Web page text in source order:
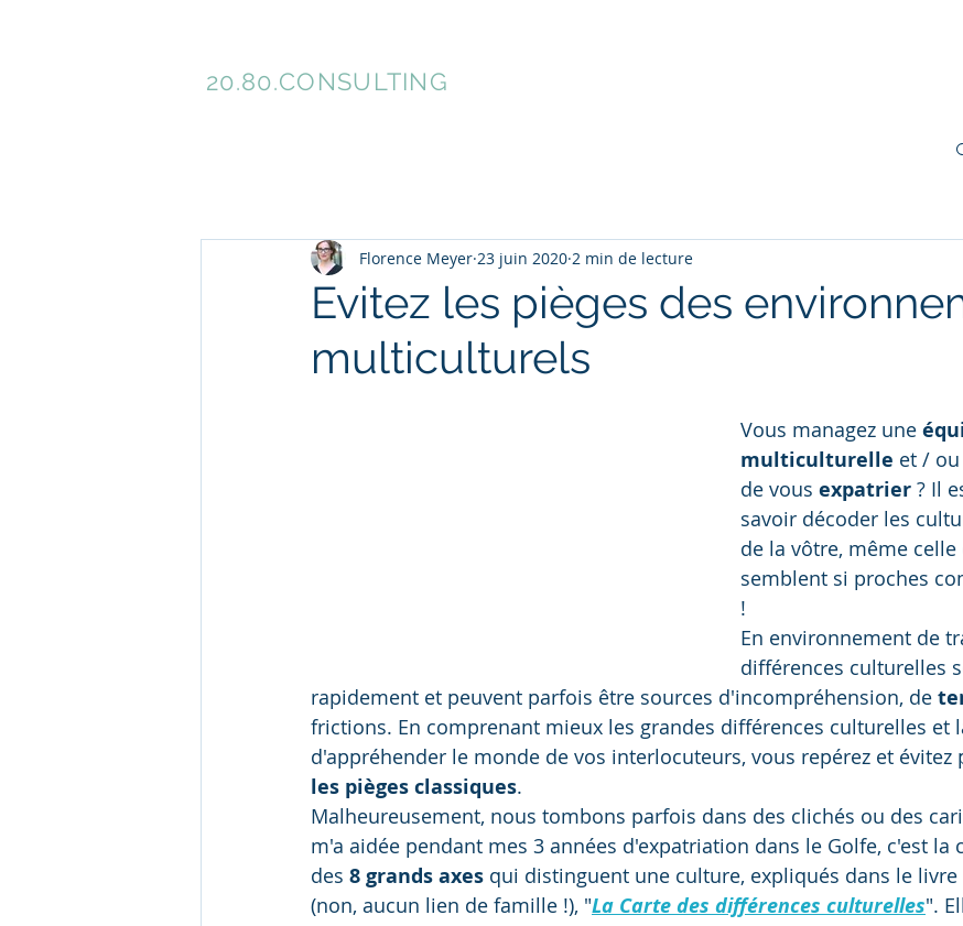
20.80.CONSULTING
Evitez les pièges des
multiculturels
Florence Meyer 23 juin 2020 2 min de lecture
Vous managez une
multiculturelle et /
de vous expatrier ? Il
savoir décoder les
de la vôtre, même celle
semblent si proches
!
En environnement de
différences culturelles
rapidement et peuvent parfois être sources d'incompréhension, de
frictions. En comprenant mieux les grandes différences culturelles et
d'appréhender le monde de vos interlocuteurs, vous repérez et évitez
les pièges classiques.
Malheureusement, nous tombons parfois dans des clichés ou des
m'a aidée pendant mes 3 années d'expatriation dans le Golfe, c'est la
des 8 grands axes qui distinguent une culture, expliqués dans le livre
(non, aucun lien de famille !), "La Carte des différences culturelles".